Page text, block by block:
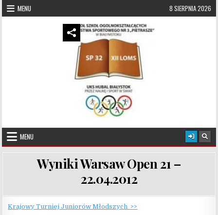
Skip to content
MENU 8 SIERPNIA 2026
UKS Hubal Białystok
MENU
Wyniki Warsaw Open 21 –
22.04.2012
Krajowy Turniej Juniorów Młodszych >>